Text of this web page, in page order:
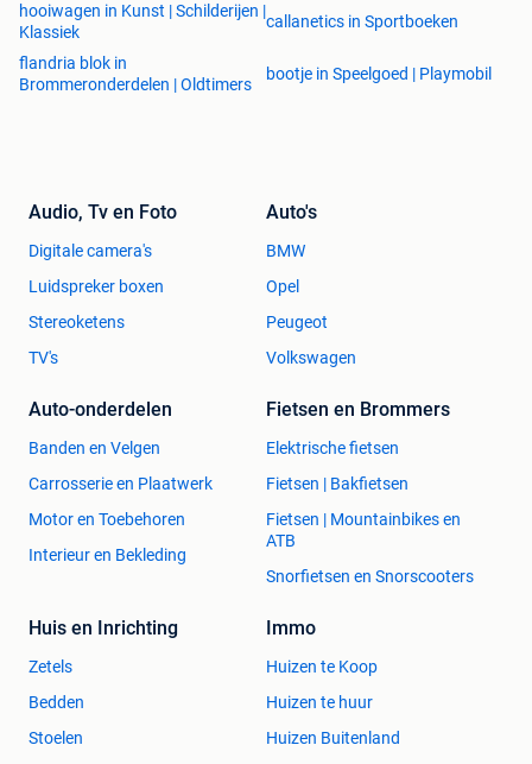
hooiwagen in Kunst | Schilderijen |
Klassiek
callanetics in Sportboeken
flandria blok in
Brommeronderdelen | Oldtimers
bootje in Speelgoed | Playmobil
Audio, Tv en Foto
Digitale camera's
Luidspreker boxen
Stereoketens
TV's
Auto's
BMW
Opel
Peugeot
Volkswagen
Auto-onderdelen
Banden en Velgen
Carrosserie en Plaatwerk
Motor en Toebehoren
Interieur en Bekleding
Fietsen en Brommers
Elektrische fietsen
Fietsen | Bakfietsen
Fietsen | Mountainbikes en
ATB
Snorfietsen en Snorscooters
Huis en Inrichting
Zetels
Bedden
Stoelen
Immo
Huizen te Koop
Huizen te huur
Huizen Buitenland